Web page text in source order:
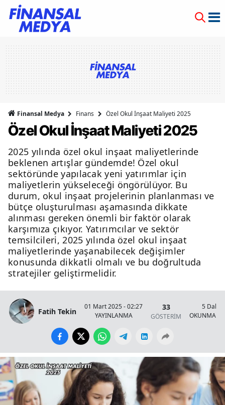
Finansal Medya Finans Özel Okul İnşaat Maliyeti 2025
Özel Okul İnşaat Maliyeti 2025
2025 yılında özel okul inşaat maliyetlerinde
beklenen artışlar gündemde! Özel okul
sektöründe yapılacak yeni yatırımlar için
maliyetlerin yükseleceği öngörülüyor. Bu
durum, okul inşaat projelerinin planlanması ve
bütçe oluşturulması aşamasında dikkate
alınması gereken önemli bir faktör olarak
karşımıza çıkıyor. Yatırımcılar ve sektör
temsilcileri, 2025 yılında özel okul inşaat
maliyetlerinde yaşanabilecek değişimler
konusunda dikkatli olmalı ve bu doğrultuda
stratejiler geliştirmelidir.
Fatih Tekin
01 Mart 2025 - 02:27
YAYINLANMA
33
GÖSTERİM
5
OKUNMA